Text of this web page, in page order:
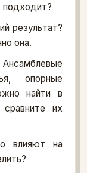
подходит?
результат?
она.
опорные
найти в
их
влияют на